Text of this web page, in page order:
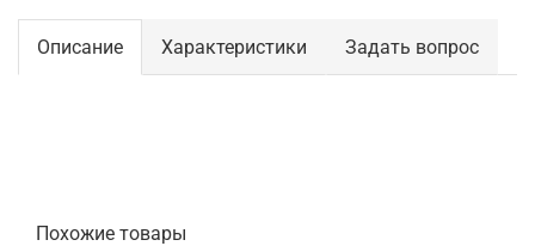
Описание Характеристики Задать вопрос
Похожие товары